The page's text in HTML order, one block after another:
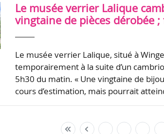
Le musée verrier Lalique
vingtaine de pièces dérobée
Le musée verrier Lalique, situé à
temporairement à la suite d’un
5h30 du matin. « Une vingtaine de
cours d’estimation, mais pourrait